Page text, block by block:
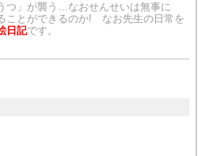
つ」が襲う…なおせんせいは無事に
ことができるのか! なお先生の日常を
日記です。